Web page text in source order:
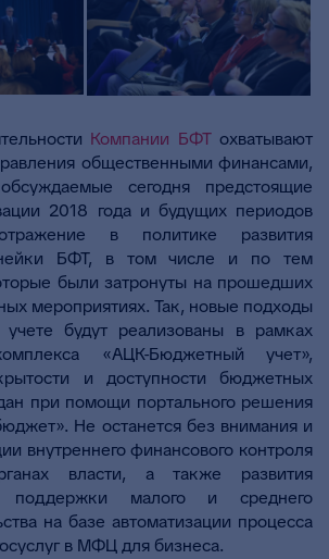
Компании БФТохватывают
общественными финансами,
сегодня предстоящие
2018 года и будущих периодов
в политике развития
БФТ, в том числе и по тем
были затронуты на прошедших
мероприятиях. Так, новые подходы
учете будут реализованы в рамках
«АЦК-Бюджетный учет»,
и доступности бюджетных
при помощи портального решения
Не останется без внимания и
внутреннего финансового контроля
власти, а также развития
поддержки малого и среднего
на базе автоматизации процесса
в МФЦ для бизнеса.